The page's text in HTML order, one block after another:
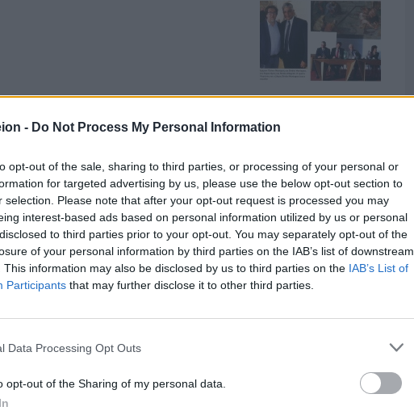
- Do Not Process My Personal Information
opt-out of the sale, sharing to third parties, or processing of your personal or
for targeted advertising by us, please use the below opt-out section to
selection. Please note that after your opt-out request is processed you may
interest-based ads based on personal information utilized by us or personal
to third parties prior to your opt-out. You may separately opt-out of the
of your personal information by third parties on the IAB’s list of downstream
This information may also be disclosed by us to third parties on the IAB’s List of
Participants that may further disclose it to other third parties.
Data Processing Opt Outs
opt-out of the Sharing of my personal data.
από το Μανιατάκειον Ίδρυμα με
Αμερικής και Καναδά